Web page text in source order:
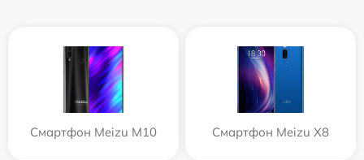
Смартфон Meizu M10 Смартфон Meizu X8